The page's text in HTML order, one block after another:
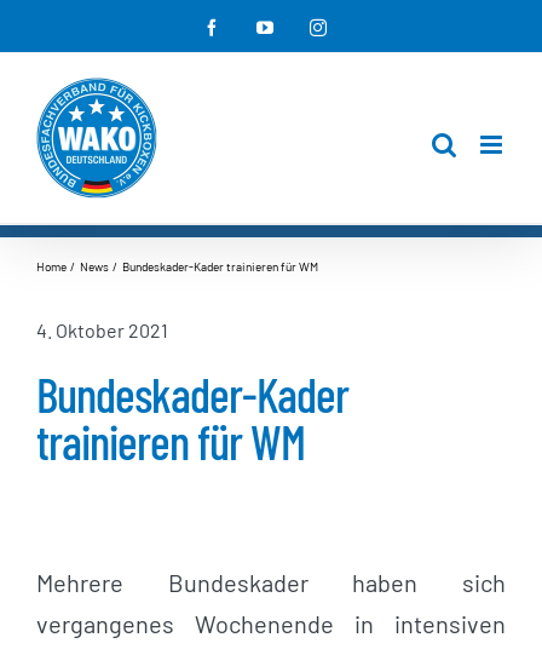
Inhalt
springen
FacebookYouTubeInstagram
Home News Bundeskader-Kader trainieren für WM
4. Oktober 2021
Bundeskader-Kader
trainieren für WM
Mehrere Bundeskader haben sich
vergangenes Wochenende in intensiven